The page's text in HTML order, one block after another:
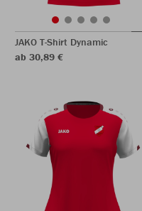
JAKO T-Shirt Dynamic
ab 30,89 €